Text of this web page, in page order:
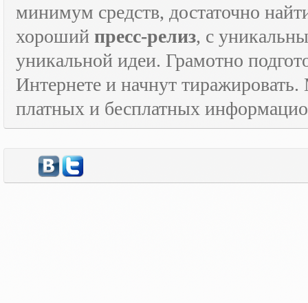
минимум средств, достаточно
хороший пресс-релиз, с
уникальной идеи. Грамотно
Интернете и начнут
платных и бесплатных